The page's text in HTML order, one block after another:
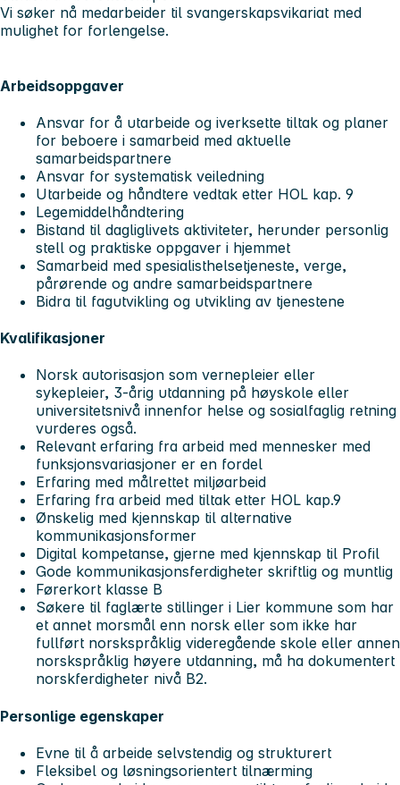
Vi søker nå medarbeider til svangerskapsvikariat med
mulighet for forlengelse.
Arbeidsoppgaver
Ansvar for å utarbeide og iverksette tiltak og planer
for beboere i samarbeid med aktuelle
samarbeidspartnere
Ansvar for systematisk veiledning
Utarbeide og håndtere vedtak etter HOL kap. 9
Legemiddelhåndtering
Bistand til dagliglivets aktiviteter, herunder personlig
stell og praktiske oppgaver i hjemmet
Samarbeid med spesialisthelsetjeneste, verge,
pårørende og andre samarbeidspartnere
Bidra til fagutvikling og utvikling av tjenestene
Kvalifikasjoner
Norsk autorisasjon som vernepleier eller
sykepleier, 3-årig utdanning på høyskole eller
universitetsnivå innenfor helse og sosialfaglig retning
vurderes også.
Relevant erfaring fra arbeid med mennesker med
funksjonsvariasjoner er en fordel
Erfaring med målrettet miljøarbeid
Erfaring fra arbeid med tiltak etter HOL kap.9
Ønskelig med kjennskap til alternative
kommunikasjonsformer
Digital kompetanse, gjerne med kjennskap til Profil
Gode kommunikasjonsferdigheter skriftlig og muntlig
Førerkort klasse B
Søkere til faglærte stillinger i Lier kommune som har
et annet morsmål enn norsk eller som ikke har
fullført norskspråklig videregående skole eller annen
norskspråklig høyere utdanning, må ha dokumentert
norskferdigheter nivå B2.
Personlige egenskaper
Evne til å arbeide selvstendig og strukturert
Fleksibel og løsningsorientert tilnærming